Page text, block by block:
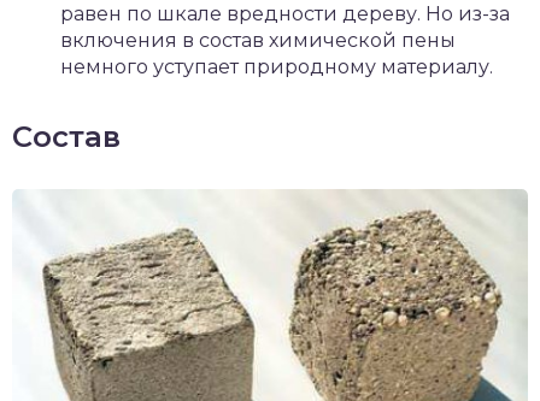
равен по шкале вредности дереву. Но из-за
включения в состав химической пены
немного уступает природному материалу.
Состав